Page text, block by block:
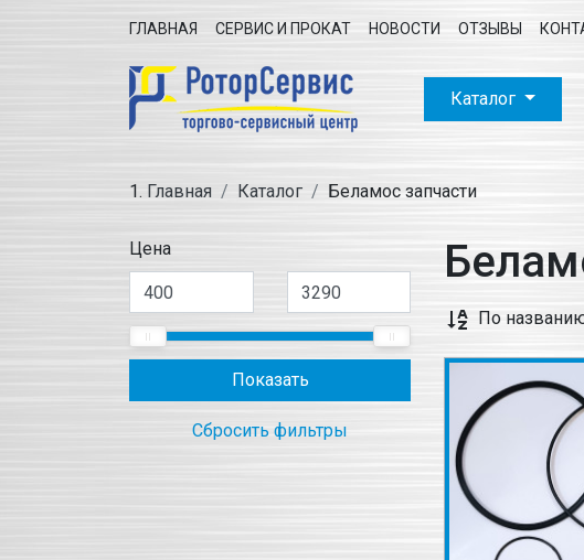
ГЛАВНАЯ СЕРВИС И ПРОКАТ НОВОСТИ ОТЗЫВЫ
Каталог
Главная Каталог Беламос запчасти
Цена
Показать
Сбросить фильтры
По